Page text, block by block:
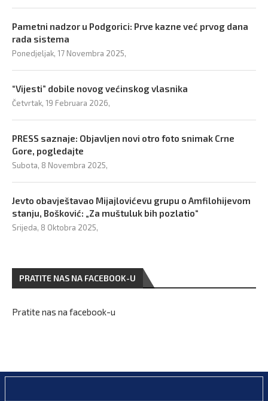
Pametni nadzor u Podgorici: Prve kazne već prvog dana
rada sistema
Ponedjeljak, 17 Novembra 2025,
“Vijesti” dobile novog većinskog vlasnika
Četvrtak, 19 Februara 2026,
PRESS saznaje: Objavljen novi otro foto snimak Crne
Gore, pogledajte
Subota, 8 Novembra 2025,
Jevto obavještavao Mijajlovićevu grupu o Amfilohijevom
stanju, Bošković: „Za muštuluk bih pozlatio“
Srijeda, 8 Oktobra 2025,
PRATITE NAS NA FACEBOOK-U
Pratite nas na facebook-u